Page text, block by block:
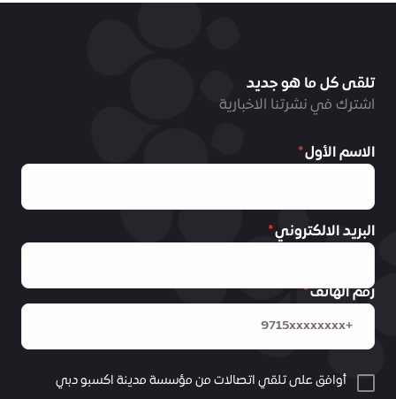
تلقى كل ما هو جديد
اشترك في نشرتنا الاخبارية
الاسم الأول
البريد الالكتروني
رقم الهاتف
أوافق على تلقي اتصالات من مؤسسة مدينة اكسبو دبي